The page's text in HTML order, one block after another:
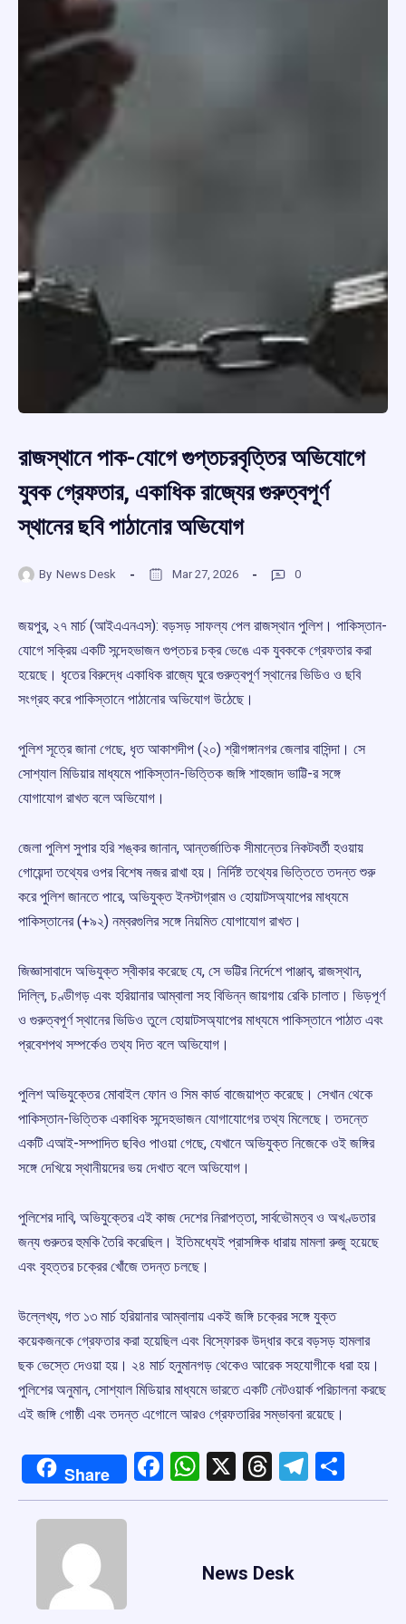
রাজস্থানে পাক-যোগে গুপ্তচরবৃত্তির অভিযোগে
যুবক গ্রেফতার, একাধিক রাজ্যের গুরুত্বপূর্ণ
স্থানের ছবি পাঠানোর অভিযোগ
By News Desk Mar 27, 2026 0
জয়পুর, ২৭ মার্চ (আইএএনএস): বড়সড় সাফল্য পেল রাজস্থান পুলিশ। পাকিস্তান-
যোগে সক্রিয় একটি সন্দেহভাজন গুপ্তচর চক্র ভেঙে এক যুবককে গ্রেফতার করা
হয়েছে। ধৃতের বিরুদ্ধে একাধিক রাজ্যে ঘুরে গুরুত্বপূর্ণ স্থানের ভিডিও ও ছবি
সংগ্রহ করে পাকিস্তানে পাঠানোর অভিযোগ উঠেছে।
পুলিশ সূত্রে জানা গেছে, ধৃত আকাশদীপ (২০) শ্রীগঙ্গানগর জেলার বাসিন্দা। সে
সোশ্যাল মিডিয়ার মাধ্যমে পাকিস্তান-ভিত্তিক জঙ্গি শাহজাদ ভাট্টি-র সঙ্গে
যোগাযোগ রাখত বলে অভিযোগ।
জেলা পুলিশ সুপার হরি শঙ্কর জানান, আন্তর্জাতিক সীমান্তের নিকটবর্তী হওয়ায়
গোয়েন্দা তথ্যের ওপর বিশেষ নজর রাখা হয়। নির্দিষ্ট তথ্যের ভিত্তিতে তদন্ত শুরু
করে পুলিশ জানতে পারে, অভিযুক্ত ইনস্টাগ্রাম ও হোয়াটসঅ্যাপের মাধ্যমে
পাকিস্তানের (+৯২) নম্বরগুলির সঙ্গে নিয়মিত যোগাযোগ রাখত।
জিজ্ঞাসাবাদে অভিযুক্ত স্বীকার করেছে যে, সে ভট্টির নির্দেশে পাঞ্জাব, রাজস্থান,
দিল্লি, চণ্ডীগড় এবং হরিয়ানার আম্বালা সহ বিভিন্ন জায়গায় রেকি চালাত। ভিড়পূর্ণ
ও গুরুত্বপূর্ণ স্থানের ভিডিও তুলে হোয়াটসঅ্যাপের মাধ্যমে পাকিস্তানে পাঠাত এবং
প্রবেশপথ সম্পর্কেও তথ্য দিত বলে অভিযোগ।
পুলিশ অভিযুক্তের মোবাইল ফোন ও সিম কার্ড বাজেয়াপ্ত করেছে। সেখান থেকে
পাকিস্তান-ভিত্তিক একাধিক সন্দেহভাজন যোগাযোগের তথ্য মিলেছে। তদন্তে
একটি এআই-সম্পাদিত ছবিও পাওয়া গেছে, যেখানে অভিযুক্ত নিজেকে ওই জঙ্গির
সঙ্গে দেখিয়ে স্থানীয়দের ভয় দেখাত বলে অভিযোগ।
পুলিশের দাবি, অভিযুক্তের এই কাজ দেশের নিরাপত্তা, সার্বভৌমত্ব ও অখণ্ডতার
জন্য গুরুতর হুমকি তৈরি করেছিল। ইতিমধ্যেই প্রাসঙ্গিক ধারায় মামলা রুজু হয়েছে
এবং বৃহত্তর চক্রের খোঁজে তদন্ত চলছে।
উল্লেখ্য, গত ১৩ মার্চ হরিয়ানার আম্বালায় একই জঙ্গি চক্রের সঙ্গে যুক্ত
কয়েকজনকে গ্রেফতার করা হয়েছিল এবং বিস্ফোরক উদ্ধার করে বড়সড় হামলার
ছক ভেস্তে দেওয়া হয়। ২৪ মার্চ হনুমানগড় থেকেও আরেক সহযোগীকে ধরা হয়।
পুলিশের অনুমান, সোশ্যাল মিডিয়ার মাধ্যমে ভারতে একটি নেটওয়ার্ক পরিচালনা করছে
এই জঙ্গি গোষ্ঠী এবং তদন্ত এগোলে আরও গ্রেফতারির সম্ভাবনা রয়েছে।
Share Facebook
WhatsApp
X Threads
News Desk